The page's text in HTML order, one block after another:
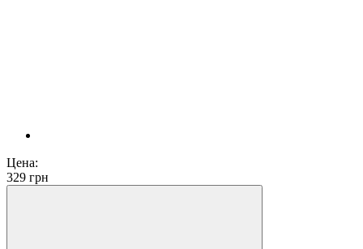
Цена:
329 грн